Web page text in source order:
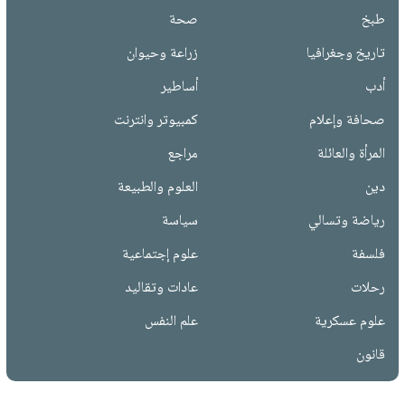
طبخ
صحة
تاريخ وجغرافيا
زراعة وحيوان
أدب
أساطير
صحافة وإعلام
كمبيوتر وانترنت
المرأة والعائلة
مراجع
دين
العلوم والطبيعة
رياضة وتسالي
سياسة
فلسفة
علوم إجتماعية
رحلات
عادات وتقاليد
علوم عسكرية
علم النفس
قانون